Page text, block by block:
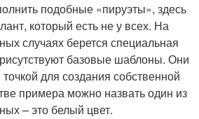
подобные «пируэты», здесь
который есть не у всех. На
случаях берется специальная
базовые шаблоны. Они
для создания собственной
примера можно назвать один из
– это белый цвет.